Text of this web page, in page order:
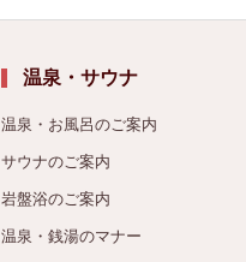
温泉・サウナ
温泉・お風呂のご案内
サウナのご案内
岩盤浴のご案内
温泉・銭湯のマナー